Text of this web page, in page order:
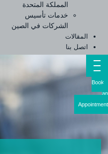
المملكة المتحدة
خدمات تأسيس
الشركات في الصين
المقالات
اتصل بنا